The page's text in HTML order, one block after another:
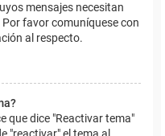
mensajes necesitan
favor comuníquese con
al respecto.
que dice "Reactivar tema"